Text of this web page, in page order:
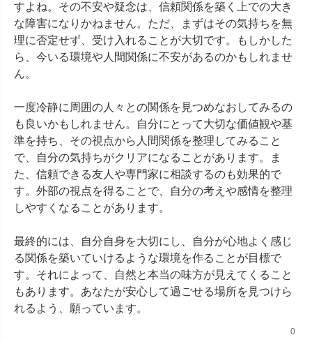
すよね。その不安や疑念は、信頼関係を築く上での大き
な障害になりかねません。ただ、まずはその気持ちを無
理に否定せず、受け入れることが大切です。もしかした
ら、今いる環境や人間関係に不安があるのかもしれませ
ん。
一度冷静に周囲の人々との関係を見つめなおしてみるの
も良いかもしれません。自分にとって大切な価値観や基
準を持ち、その視点から人間関係を整理してみること
で、自分の気持ちがクリアになることがあります。ま
た、信頼できる友人や専門家に相談するのも効果的で
す。外部の視点を得ることで、自分の考えや感情を整理
しやすくなることがあります。
最終的には、自分自身を大切にし、自分が心地よく感じ
る関係を築いていけるような環境を作ることが目標で
す。それによって、自然と本当の味方が見えてくること
もあります。あなたが安心して過ごせる場所を見つけら
れるよう、願っています。
0